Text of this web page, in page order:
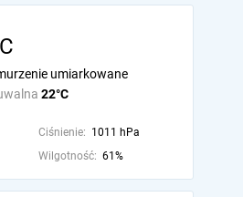
22°C
umiarkowane
Ciśnienie: 1011 hPa
Wilgotność: 61%